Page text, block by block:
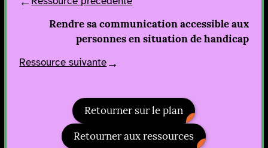
Rendre sa communication accessible aux
personnes en situation de handicap
Ressource suivante
Retourner sur le plan
Retourner aux ressources